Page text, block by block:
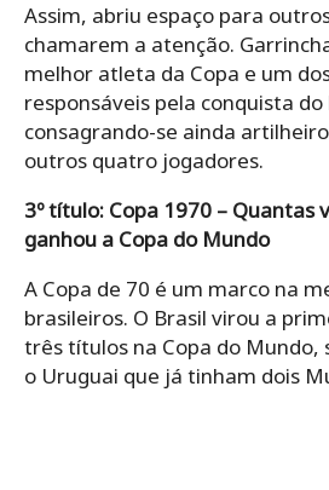
Assim, abriu espaço para
chamarem a atenção.
melhor atleta da Copa e um
responsáveis pela conquista
consagrando-se ainda
outros quatro jogadores.
3º título: Copa 1970 – Quantas
ganhou a Copa do Mundo
A Copa de 70 é um marco na
brasileiros. O Brasil virou a
três títulos na Copa do Mundo,
o Uruguai que já tinham dois